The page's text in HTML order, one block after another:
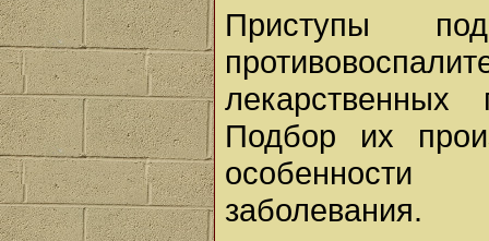
Приступы
лекарственных
Подбор их
заболевания.